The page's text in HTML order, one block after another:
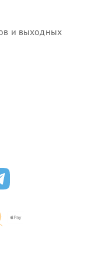
и выходных